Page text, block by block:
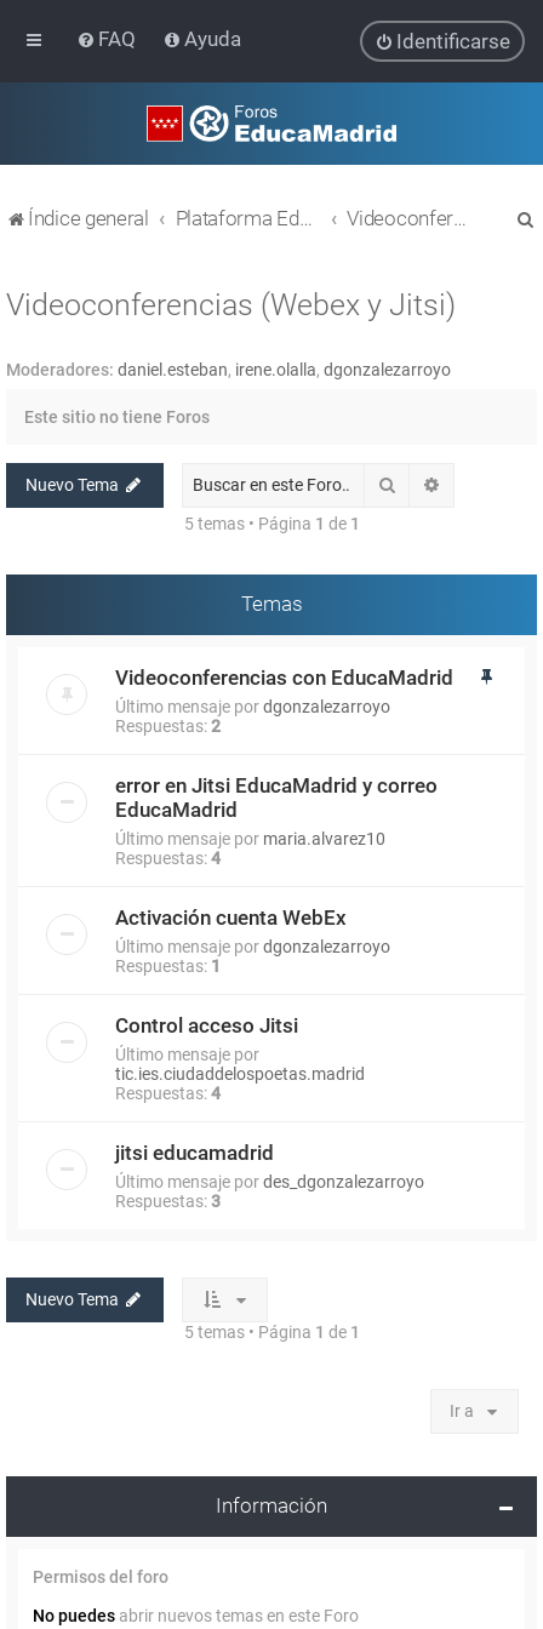
FAQ Ayuda Identificarse
Índice general Plataforma Educativa EducaMadrid Videoconferencias (Webex y Jitsi)
Videoconferencias (Webex y Jitsi)
Moderadores: daniel.esteban, irene.olalla, dgonzalezarroyo
Este sitio no tiene Foros
Nuevo Tema Buscar
5 temas • Página 1 de 1
Temas
Videoconferencias con EducaMadrid
Último mensaje pordgonzalezarroyo
Respuestas:2
error en Jitsi EducaMadrid y correo
EducaMadrid
Último mensaje por maria.alvarez10
Respuestas:4
Activación cuenta WebEx
Último mensaje pordgonzalezarroyo
Respuestas: 1
Control acceso Jitsi
Último mensaje por
tic.ies.ciudaddelospoetas.madrid
Respuestas:4
jitsi educamadrid
Último mensaje pordes_dgonzalezarroyo
Respuestas:3
Nuevo Tema
5 temas • Página 1 de 1
Ir a
Información
Permisos del foro
No puedes abrir nuevos temas en este Foro